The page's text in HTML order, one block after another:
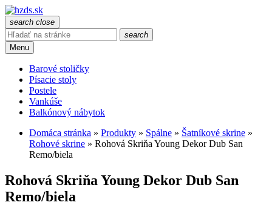
search close
search
Menu
Barové stoličky
Písacie stoly
Postele
Vankúše
Balkónový nábytok
Domáca stránka » Produkty » Spálne » Šatníkové skrine »
Rohové skrine » Rohová Skriňa Young Dekor Dub San
Remo/biela
Rohová Skriňa Young Dekor Dub San
Remo/biela